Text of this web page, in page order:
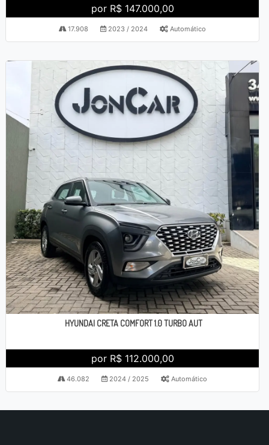
por R$ 147.000,00
17.908 2023 / 2024 Automático
HYUNDAI CRETA COMFORT 1.0 TURBO AUT
por R$ 112.000,00
46.082 2024 / 2025 Automático